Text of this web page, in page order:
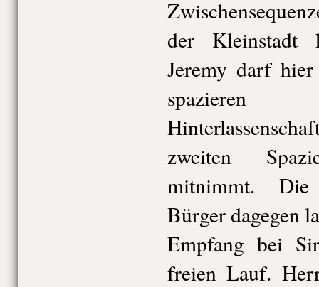
der Kleinstadt
Jeremy darf
spazieren
zweiten
mitnimmt. Die
Bürger dagegen
Empfang bei
freien Lauf.